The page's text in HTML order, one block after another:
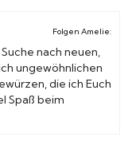
Folgen Amelie:
nach neuen,
ungewöhnlichen
die ich Euch
Spaß beim